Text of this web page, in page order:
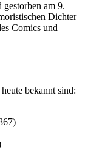
am 9.
Dichter
Comics und
bekannt sind: